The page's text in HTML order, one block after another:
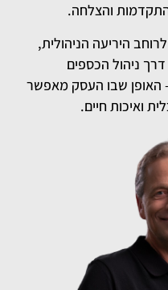
התקדמות והצלחה.
היריעה הניהולית,
ניהול הכספים
האופן שבו העסק מאפשר
ואיכות חיים.